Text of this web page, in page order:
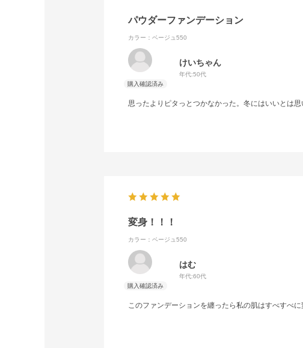
パウダーファンデーション
カラー：ベージュ550
けいちゃん
年代:50代
思ったよりピタっとつかなかった。冬にはいいとは思
変身！！！
カラー：ベージュ550
はむ
年代:60代
このファンデーションを纏ったら私の肌はすべすべ